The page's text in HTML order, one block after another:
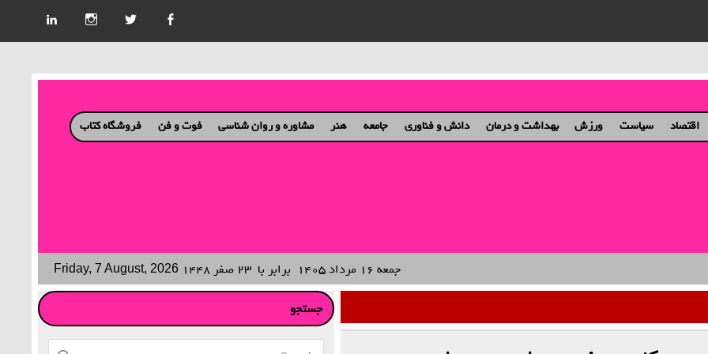
و دختران اقتصاد سیاست ورزش بهداشت و درمان دانش و فناوری جامعه هنر مشاوره و روان شناسی فوت و فن فروشگاه کتاب
جمعه ۱۶ مرداد ۱۴۰۵ برابر با ۲۳ صفر ۱۴۴۸ Friday, 7 August, 2026
جستجو